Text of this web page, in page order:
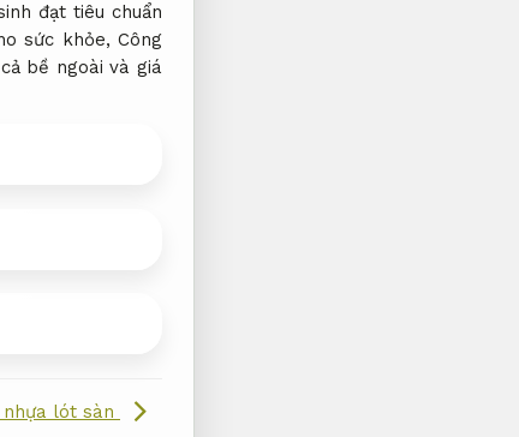
đạt tiêu chuẩn
sức khỏe,Công
bề ngoài và giá
nhựa lót sàn